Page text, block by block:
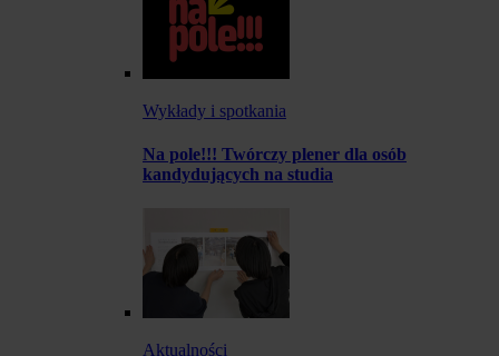
Wykłady i spotkania
Na pole!!! Twórczy plener dla osób
kandydujących na studia
Aktualności